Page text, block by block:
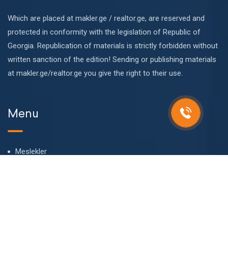
Which are placed at makler.ge / realtor.ge, are reserved and
protected in conformity with the legislation of Republic of
Georgia. Republication of materials is strictly forbidden without
written sanction of the edition! Sending or publishing materials
at makler.ge/realtor.ge you give the right to their use.
Menu
Meslekler